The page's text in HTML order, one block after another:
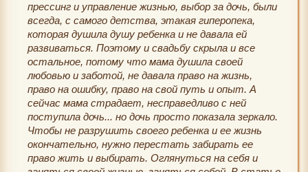
прессинг и управление жизнью, выбор за дочь, были
всегда, с самого детства, этакая гиперопека,
которая душила душу ребенка и не давала ей
развиваться. Поэтому и свадьбу скрыла и все
остальное, потому что мама душила своей
любовью и заботой, не давала право на жизнь,
право на ошибку, право на свой путь и опыт. А
сейчас мама страдает, несправедливо с ней
поступила дочь... но дочь просто показала зеркало.
Чтобы не разрушить своего ребенка и ее жизнь
окончательно, нужно перестать забирать ее
право жить и выбирать. Оглянуться на себя и